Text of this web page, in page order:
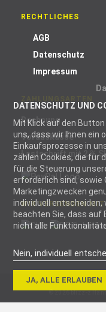
DATENSCHUTZ UND
Mit Klick auf den Button
uns, dass wir Ihnen ein
Einkaufsprozesse in
zählen Cookies, die für
für die Steuerung
erforderlich sind, sowie
Marketingzwecken
individuell entscheiden,
beachten Sie, dass auf
nicht alle
Nein, individuell
JA, ALLE ERLAUBEN
RECHTLICHES
AGB
Datenschutz
Impressum
Rechnung
Vorauskasse
Lastschrift mit 2 %
WIR VERSENDEN MIT
© 2026 blizz-z